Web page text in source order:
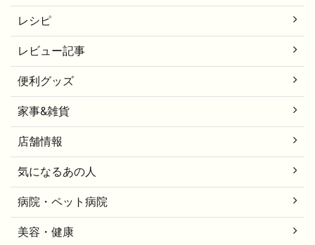
レシピ
レビュー記事
便利グッズ
家事&雑貨
店舗情報
気になるあの人
病院・ペット病院
美容・健康